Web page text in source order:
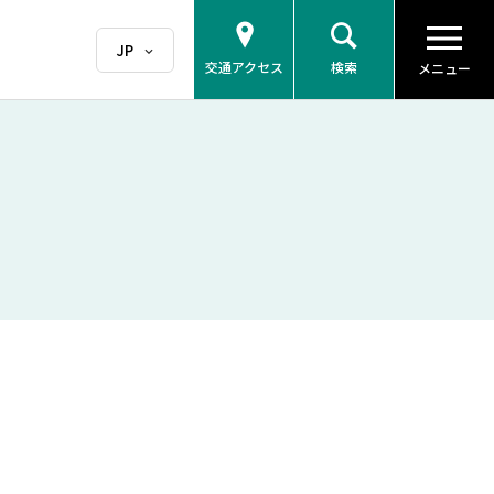
交通アクセス 検索 メニュー